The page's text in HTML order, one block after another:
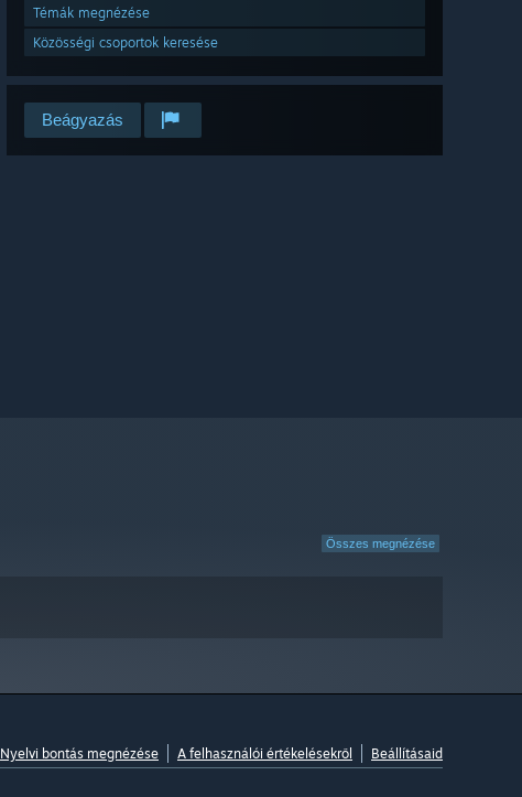
Témák megnézése
Közösségi csoportok keresése
Beágyazás
Összes megnézése
Nyelvi bontás megnézése A felhasználói értékelésekről Beállításaid